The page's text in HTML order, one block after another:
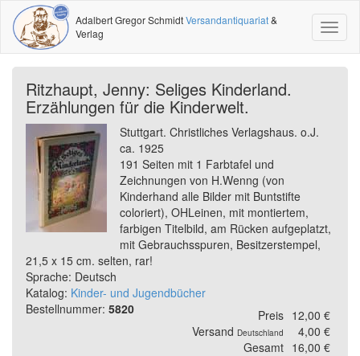
Adalbert Gregor SchmidtVersandantiquariat&
Verlag
Ritzhaupt, Jenny: Seliges Kinderland.
Erzählungen für die Kinderwelt.
Stuttgart. Christliches Verlagshaus. o.J.
ca. 1925
191 Seiten mit 1 Farbtafel und
Zeichnungen von H.Wenng (von
Kinderhand alle Bilder mit Buntstifte
coloriert), OHLeinen, mit montiertem,
farbigen Titelbild, am Rücken aufgeplatzt,
mit Gebrauchsspuren, Besitzerstempel,
21,5 x 15 cm. selten, rar!
Sprache: Deutsch
Katalog: Kinder- und Jugendbücher
Bestellnummer: 5820 Preis 12,00 €
Versand Deutschland
4,00 €
Gesamt 16,00 €